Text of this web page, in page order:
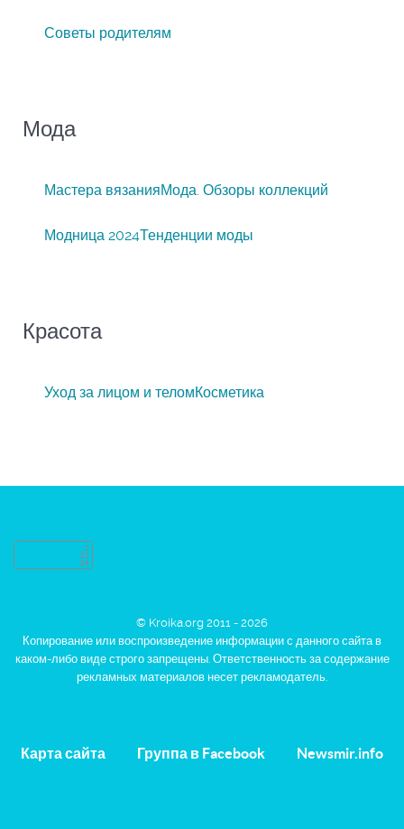
Советы родителям
Мода
Мастера вязанияМода. Обзоры коллекций
Модница 2024Тенденции моды
Красота
Уход за лицом и теломКосметика
© Kroika.org 2011 - 2026
Копирование или воспроизведение информации с данного сайта в
каком-либо виде строго запрещены. Ответственность за содержание
рекламных материалов несет рекламодатель.
Карта сайта Группа в Facebook Newsmir.info